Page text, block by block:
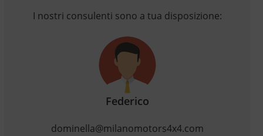
I nostri consulenti sono a tua disposizione:
Federico
dominella@milanomotors4x4.com